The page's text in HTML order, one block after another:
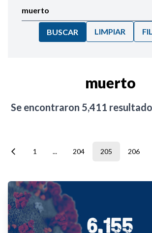
BUSCAR LIMPIAR
muerto
Se encontraron 5,411
1 ... 204 205 206